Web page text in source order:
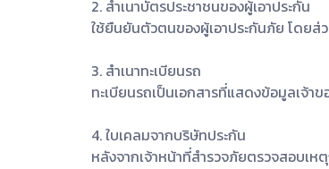
2. สำเนาบัตรประชาชนของผู้เอาประกัน
ใช้ยืนยันตัวตนของผู้เอาประกันภัย โดย
3. สำเนาทะเบียนรถ
ทะเบียนรถเป็นเอกสารที่แสดงข้อมูลเจ้า
4. ใบเคลมจากบริษัทประกัน
หลังจากเจ้าหน้าที่สำรวจภัยตรวจสอบเห